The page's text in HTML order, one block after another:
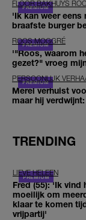
FLOOR BAKHUYS
'Ik kan weer
braafste burger
ROOS MOGGRÉ
'"Roos, waarom
gezet?" vroeg
PERSOONLIJK
Merel verhuist
maar hij
TRENDING
LIEVE HELEEN
Fred (55): 'Ik vind
moeilijk om
klaar te komen
vrijpartij'